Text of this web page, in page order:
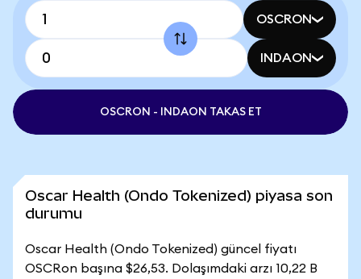
OSCRON
INDAON
OSCRON - INDAON TAKAS ET
Oscar Health (Ondo Tokenized) piyasa son
durumu
Oscar Health (Ondo Tokenized) güncel fiyatı
OSCRon başına $26,53. Dolaşımdaki arzı 10,22 B